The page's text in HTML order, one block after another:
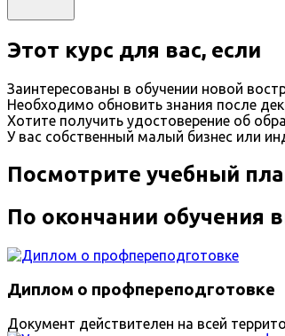
Этот курс для вас, если
Заинтересованы в обучении новой
Необходимо обновить знания после
Хотите получить удостоверение об
У вас собственный малый бизнес или
Посмотрите учебный
По окончании обучения
Диплом о профпереподготовке
Документ действителен на всей